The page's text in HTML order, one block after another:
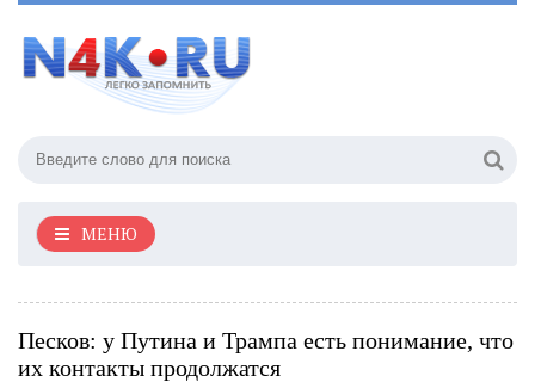
МЕНЮ
Песков: у Путина и Трампа есть понимание, что
их контакты продолжатся